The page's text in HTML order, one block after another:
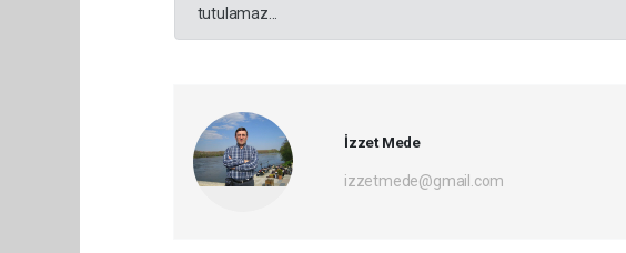
tutulamaz...
İzzet Mede
izzetmede@gmail.com